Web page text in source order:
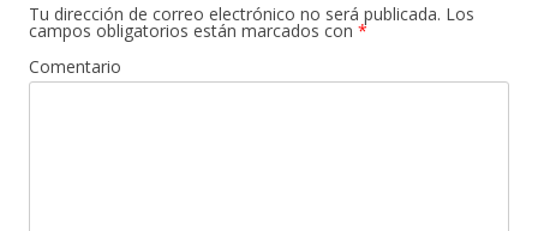
Tu dirección de correo electrónico no será publicada. Los
campos obligatorios están marcados con *
Comentario